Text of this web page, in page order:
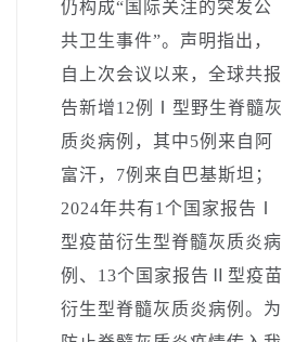
仍构成“国际关注的突发公
共卫生事件”。 声明指出，
自上次会议以来，全球共报
告新增12例
型野生脊髓灰
质炎病例，其中5例来自阿
富汗， 7例来自巴基斯坦；
2024年共有1 个国家报告
型疫苗衍生型脊髓灰质炎病
例、 13个国家报告
型疫苗
衍生型脊髓灰质炎病例。为